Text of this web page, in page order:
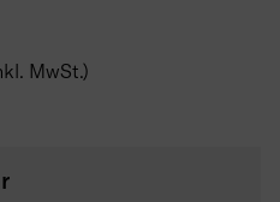
MwSt.)